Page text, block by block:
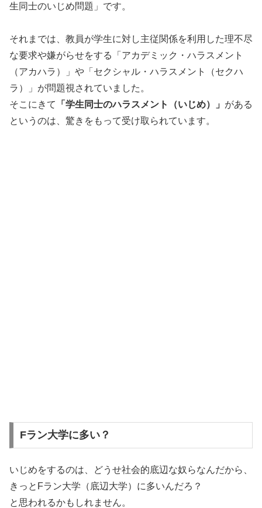
生同士のいじめ問題」です。
それまでは、教員が学生に対し主従関係を利用した理不尽
な要求や嫌がらせをする「アカデミック・ハラスメント
（アカハラ）」や「セクシャル・ハラスメント（セクハ
ラ）」が問題視されていました。
そこにきて
「学生同士のハラスメント（いじめ）」 がある
というのは、驚きをもって受け取られています。
Fラン大学に多い？
いじめをするのは、どうせ社会的底辺な奴らなんだから、
きっとFラン大学（底辺大学）に多いんだろ？
と思われるかもしれません。